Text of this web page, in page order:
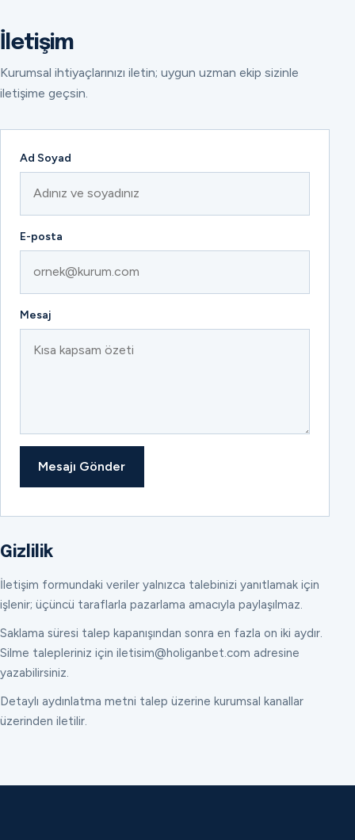
İletişim
Kurumsal ihtiyaçlarınızı iletin; uygun uzman ekip sizinle
iletişime geçsin.
Ad Soyad
E-posta
Mesaj
Mesajı Gönder
Gizlilik
İletişim formundaki veriler yalnızca talebinizi yanıtlamak için
işlenir; üçüncü taraflarla pazarlama amacıyla paylaşılmaz.
Saklama süresi talep kapanışından sonra en fazla on iki aydır.
Silme talepleriniz için iletisim@holiganbet.com adresine
yazabilirsiniz.
Detaylı aydınlatma metni talep üzerine kurumsal kanallar
üzerinden iletilir.